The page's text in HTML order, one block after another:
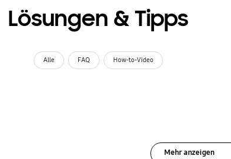
Lösungen & Tipps
Alle FAQ How-to-Video
Mehr anzeigen